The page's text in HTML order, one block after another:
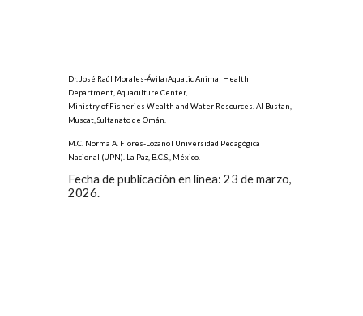
Dr. José Raúl Morales-ÁvilaIAquatic Animal Health
Department, Aquaculture Center,
Ministry of Fisheries Wealth and Water Resources. Al Bustan,
Muscat, Sultanato de Omán.
M.C. Norma A. Flores-LozanoI Universidad Pedagógica
Nacional (UPN). La Paz, B.C.S., México.
Fecha de publicación en línea:23 demarzo,
2026.